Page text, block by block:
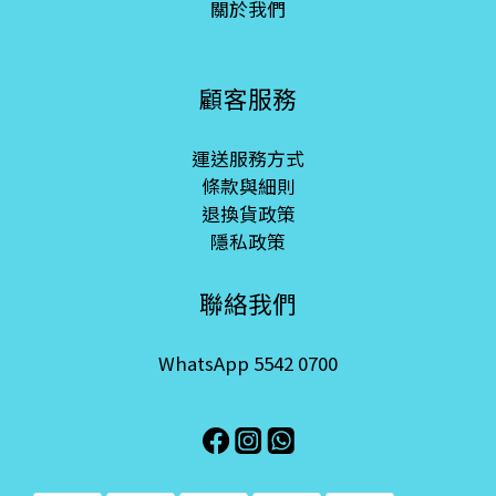
關於我們
顧客服務
運送服務方式
條款與細則
退換貨政策
隱私政策
聯絡我們
WhatsApp 5542 0700